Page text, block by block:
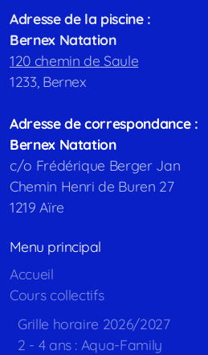
Adresse de la piscine :
Bernex Natation
120 chemin de Saule
1233, Bernex
Adresse de correspondance :
Bernex Natation
c/o Frédérique Berger Jan
Chemin Henri de Buren 27
1219 Aïre
Menu principal
Accueil
Cours collectifs
Grille horaire 2026/2027
2 - 4 ans : Aqua-Family